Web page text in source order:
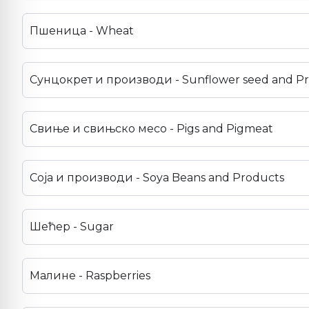
Пшеница - Wheat
Сунцокрет и производи - Sunflower seed and
Свиње и свињско месо - Pigs and Pigmeat
Соја и производи - Soya Beans and Products
Шећер - Sugar
Малине - Raspberries